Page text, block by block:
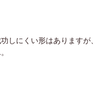
しにくい形はありますが、